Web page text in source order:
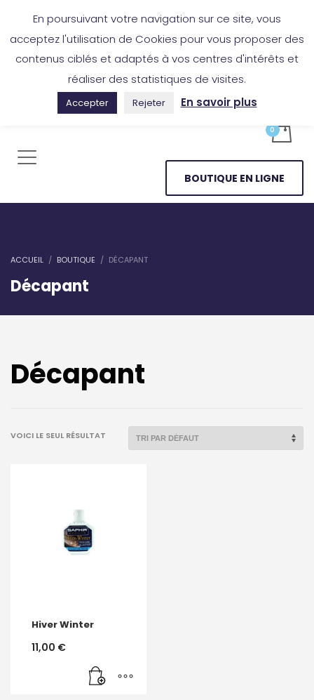
BOUTIQUE EN LIGNE
ACCUEIL BOUTIQUE DÉCAPANT
Décapant
Décapant
VOICI LE SEUL RÉSULTAT
Hiver Winter
11,00 €
En poursuivant votre navigation sur ce site, vous
acceptez l'utilisation de Cookies pour vous proposer des
contenus ciblés et adaptés à vos centres d'intérêts et
réaliser des statistiques de visites.
Accepter Rejeter En savoir plus